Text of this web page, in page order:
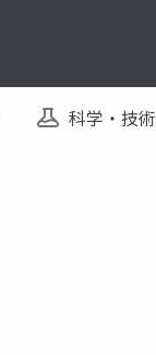
科学・技術